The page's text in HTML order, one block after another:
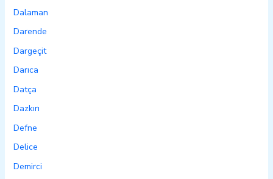
Dalaman
Darende
Dargeçit
Darıca
Datça
Dazkırı
Defne
Delice
Demirci